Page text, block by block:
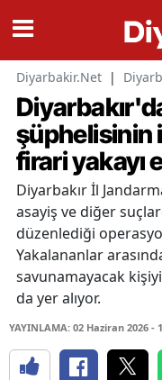
Diyarbakir.Net |
şüphelisinin
firari yakayı
Diyarbakır İl
asayiş ve diğer
düzenlediği
Yakalananlar
savunamayacak
da yer alıyor.
YAYINLAMA: 02 Haziran 2026 -